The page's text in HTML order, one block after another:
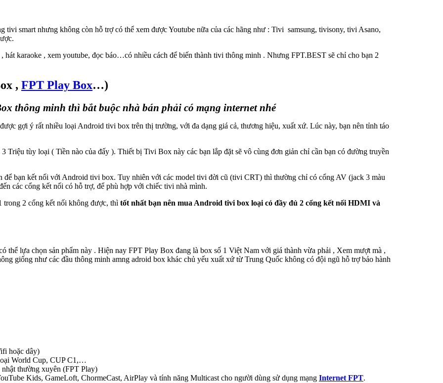
smart nhưng không còn hỗ trợ có thể xem được Youtube nữa của các hãng như : Tivi samsung, tivisony, tivi Asano,
karaoke , xem youtube, đọc báo…có nhiều cách để biến thành tivi thông minh . Nhưng FPT.BEST sẽ chỉ cho bạn 2
, FPT Play Box…)
thông minh thì bắt buộc nhà bán phải có mạng internet nhé
gợi ý rất nhiều loại Android tivi box trên thị trường, với đa dạng giá cả, thương hiệu, xuất xứ. Lúc này, bạn nên tỉnh táo
tùy loại ( Tiền nào của đấy ). Thiết bị Tivi Box này các bạn lắp đặt sẽ vô cùng đơn giản chỉ cần bạn có đường truyền
bạn kết nối với Android tivi box. Tuy nhiên với các model tivi đời cũ (tivi CRT) thì thường chỉ có cổng AV (jack 3 màu
các cổng kết nối có hỗ trợ, để phù hợp với chiếc tivi nhà mình.
trong 2 cổng kết nối không được, thì tốt nhất bạn nên mua Android tivi box loại có đầy đủ 2 cổng kết nối HDMI và
thể lựa chọn sản phẩm này . Hiện nay FPT Play Box đang là box số 1 Việt Nam với giá thành vừa phải , Xem mượt mà ,
giống như các đầu thông minh amng adroid box khác chủ yếu xuất xứ từ Trung Quốc không có đội ngũ hỗ trợ bảo hành
hoặc dây)
World Cup, CUP C1,…
thường xuyên (FPT Play)
Kids, GameLoft, ChormeCast, AirPlay và tính năng Multicast cho người dùng sử dụng mạng Internet FPT.